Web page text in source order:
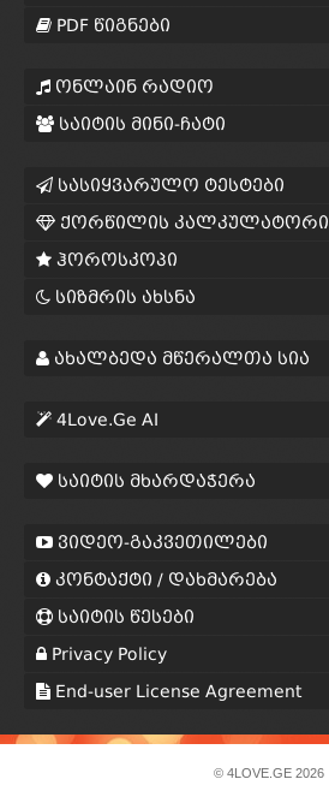
PDF წიგნები
ონლაინ რადიო
საიტის მინი-ჩატი
სასიყვარულო ტესტები
ქორწილის კალკულატორი
ჰოროსკოპი
სიზმრის ახსნა
ახალბედა მწერალთა სია
4Love.Ge AI
საიტის მხარდაჭერა
ვიდეო-გაკვეთილები
კონტაქტი / დახმარება
საიტის წესები
Privacy Policy
End-user License Agreement
© 4LOVE.GE 2026